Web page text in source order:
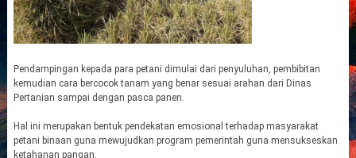
Pendampingan kepada para petani dimulai dari penyuluhan, pembibitan
kemudian cara bercocok tanam yang benar sesuai arahan dari Dinas
Pertanian sampai dengan pasca panen.
Hal ini merupakan bentuk pendekatan emosional terhadap masyarakat
petani binaan guna mewujudkan program pemerintah guna mensukseskan
ketahanan pangan.